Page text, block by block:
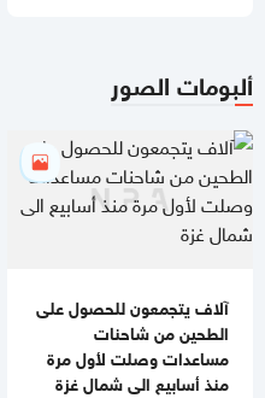
ألبومات الصور
آلاف يتجمعون للحصول على
الطحين من شاحنات
مساعدات وصلت لأول مرة
منذ أسابيع الى شمال غزة